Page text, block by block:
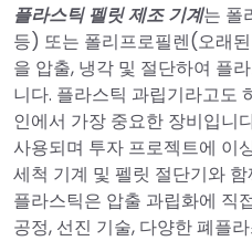
플라스틱 펠릿 제조 기계는 폴
등) 또는 폴리프로필렌(오래
을 압출, 냉각 및 절단하여 플
니다. 플라스틱 과립기라고도
인에서 가장 중요한 장비입니
사용되며 투자 프로젝트에 이
세척 기계 및 펠릿 절단기와
플라스틱은 압출 과립화에 직
공정, 선진 기술, 다양한 폐플